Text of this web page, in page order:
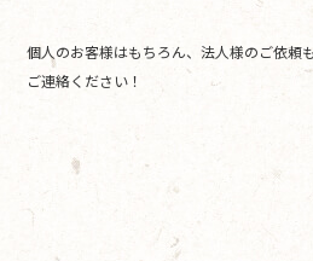
個人のお客様はもちろん、法人様のご依頼
ご連絡ください！